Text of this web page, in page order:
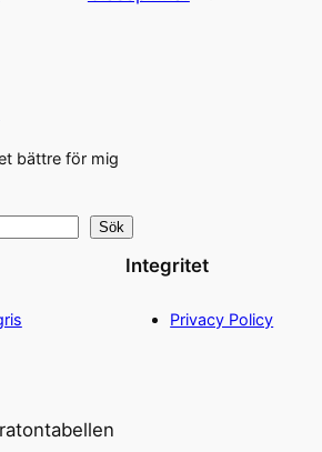
bättre för mig
Sök
Integritet
Privacy Policy